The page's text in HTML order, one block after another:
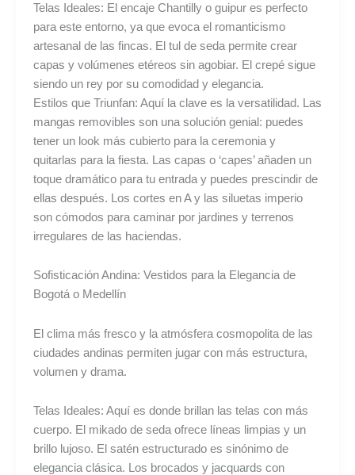
Telas Ideales: El encaje Chantilly o guipur es perfecto
para este entorno, ya que evoca el romanticismo
artesanal de las fincas. El tul de seda permite crear
capas y volúmenes etéreos sin agobiar. El crepé sigue
siendo un rey por su comodidad y elegancia.
Estilos que Triunfan: Aquí la clave es la versatilidad. Las
mangas removibles son una solución genial: puedes
tener un look más cubierto para la ceremonia y
quitarlas para la fiesta. Las capas o ‘capes’ añaden un
toque dramático para tu entrada y puedes prescindir de
ellas después. Los cortes en A y las siluetas imperio
son cómodos para caminar por jardines y terrenos
irregulares de las haciendas.
Sofisticación Andina: Vestidos para la Elegancia de
Bogotá o Medellín
El clima más fresco y la atmósfera cosmopolita de las
ciudades andinas permiten jugar con más estructura,
volumen y drama.
Telas Ideales: Aquí es donde brillan las telas con más
cuerpo. El mikado de seda ofrece líneas limpias y un
brillo lujoso. El satén estructurado es sinónimo de
elegancia clásica. Los brocados y jacquards con